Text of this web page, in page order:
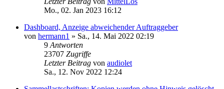
Mo., 02. Jan 2023 16:12
Dashboard, Anzeige abweichender Auftraggeber
von hermann1 » Sa., 14. Mai 2022 02:19
9 Antworten
23707 Zugriffe
Letzter Beitrag von audiolet
Sa., 12. Nov 2022 12:24